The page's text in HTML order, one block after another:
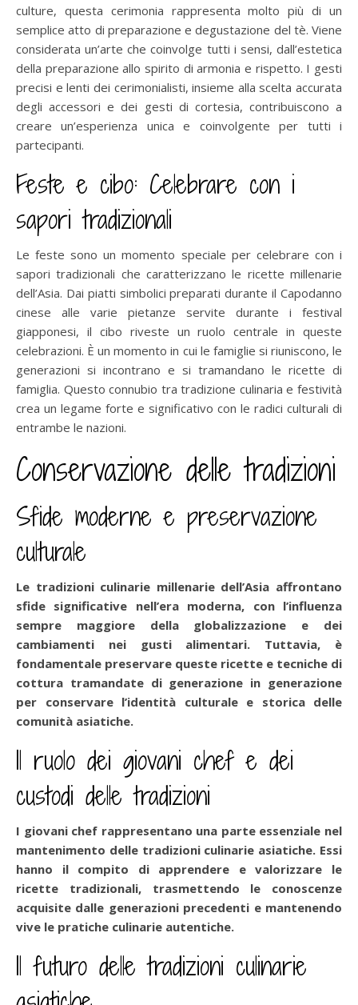
culture, questa cerimonia rappresenta molto più di un
semplice atto di preparazione e degustazione del tè. Viene
considerata un’arte che coinvolge tutti i sensi, dall’estetica
della preparazione allo spirito di armonia e rispetto. I gesti
precisi e lenti dei cerimonialisti, insieme alla scelta accurata
degli accessori e dei gesti di cortesia, contribuiscono a
creare un’esperienza unica e coinvolgente per tutti i
partecipanti.
Feste e cibo: Celebrare con i
sapori tradizionali
Le feste sono un momento speciale per celebrare con i
sapori tradizionali che caratterizzano le ricette millenarie
dell’Asia. Dai piatti simbolici preparati durante il Capodanno
cinese alle varie pietanze servite durante i festival
giapponesi, il cibo riveste un ruolo centrale in queste
celebrazioni. È un momento in cui le famiglie si riuniscono, le
generazioni si incontrano e si tramandano le ricette di
famiglia. Questo connubio tra tradizione culinaria e festività
crea un legame forte e significativo con le radici culturali di
entrambe le nazioni.
Conservazione delle tradizioni
Sfide moderne e preservazione
culturale
Le tradizioni culinarie millenarie dell’Asia affrontano
sfide significative nell’era moderna, con l’influenza
sempre maggiore della globalizzazione e dei
cambiamenti nei gusti alimentari. Tuttavia, è
fondamentale preservare queste ricette e tecniche di
cottura tramandate di generazione in generazione
per conservare l’identità culturale e storica delle
comunità asiatiche.
Il ruolo dei giovani chef e dei
custodi delle tradizioni
I giovani chef rappresentano una parte essenziale nel
mantenimento delle tradizioni culinarie asiatiche. Essi
hanno il compito di apprendere e valorizzare le
ricette tradizionali, trasmettendo le conoscenze
acquisite dalle generazioni precedenti e mantenendo
vive le pratiche culinarie autentiche.
Il futuro delle tradizioni culinarie